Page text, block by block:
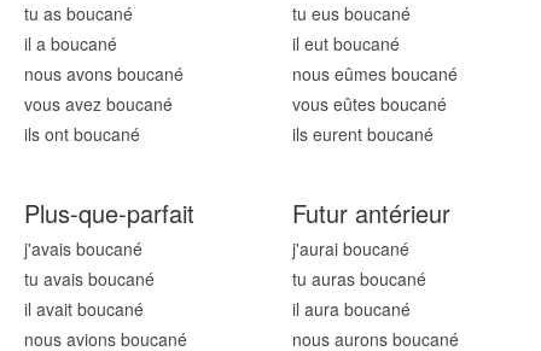
tu as boucané
il a boucané
nous avons boucané
vous avez boucané
ils ont boucané
tu eus boucané
il eut boucané
nous eûmes boucané
vous eûtes boucané
ils eurent boucané
Plus-que-parfait
j'avais boucané
tu avais boucané
il avait boucané
nous avions boucané
Futur antérieur
j'aurai boucané
tu auras boucané
il aura boucané
nous aurons boucané